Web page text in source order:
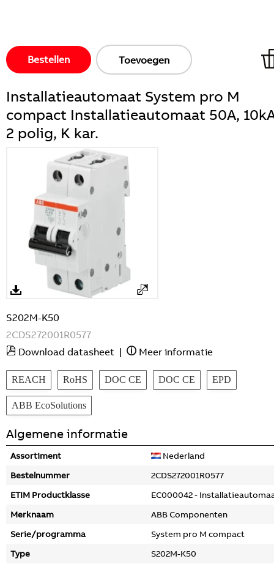
Bestellen Toevoegen
Installatieautomaat System pro M
compact Installatieautomaat 50A,
2 polig, K kar.
S202M-K50
2CDS272001R0577
Download datasheet | Meer informatie
REACH RoHS DOC CE DOC CE EPD
ABB EcoSolutions
Algemene informatie
Assortiment
Nederland
Bestelnummer
2CDS272001R0577
ETIM Productklasse
EC000042 -
Merknaam
ABB Componenten
Serie/programma
System pro M compact
Type
S202M-K50